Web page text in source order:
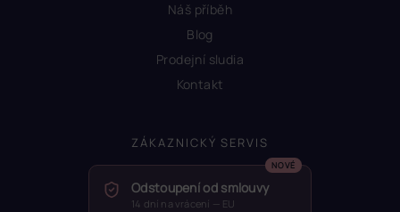
Náš příběh
Blog
Prodejní sludia
Kontakt
ZÁKAZNICKÝ SERVIS
Odstoupení od smlouvy
14 dní na vrácení — EU